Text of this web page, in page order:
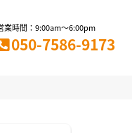
業時間：9:00am～6:00pm
050-7586-9173